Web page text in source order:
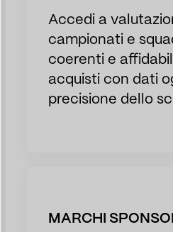
Accedi a
campionati e
coerenti e
acquisti con dati
precisione dello
MARCHI